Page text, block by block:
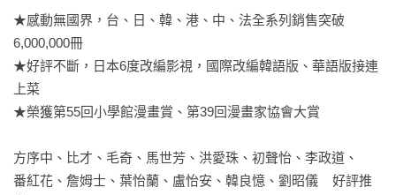
★感動無國界，台、日、韓、港、中、法全系列銷售突破
6,000,000冊
★好評不斷，日本6度改編影視，國際改編韓語版、華語版接連
上菜
★榮獲第55回小學館漫畫賞、第39回漫畫家協會大賞
方序中、比才、毛奇、馬世芳、洪愛珠、初聲怡、李政道、
番紅花、詹姆士、葉怡蘭、盧怡安、韓良憶、劉昭儀    好評推